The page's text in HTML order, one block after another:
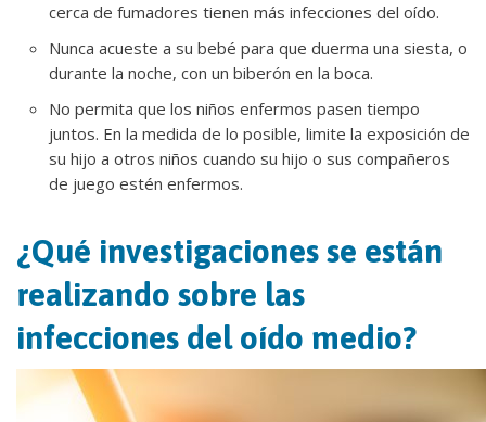
cerca de fumadores tienen más infecciones del oído.
Nunca acueste a su bebé para que duerma una siesta, o
durante la noche, con un biberón en la boca.
No permita que los niños enfermos pasen tiempo
juntos. En la medida de lo posible, limite la exposición de
su hijo a otros niños cuando su hijo o sus compañeros
de juego estén enfermos.
¿Qué investigaciones se están
realizando sobre las
infecciones del oído medio?